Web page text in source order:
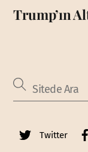
Trump’ın
Twitter